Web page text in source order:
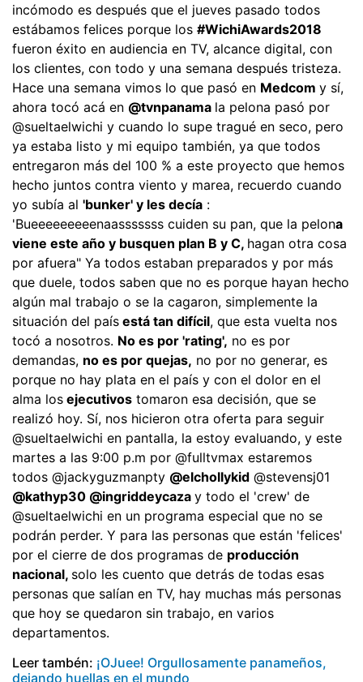
incómodo es después que el jueves pasado todos
estábamos felices porque los #WichiAwards2018
fueron éxito en audiencia en TV, alcance digital, con
los clientes, con todo y una semana después tristeza.
Hace una semana vimos lo que pasó en Medcom y sí,
ahora tocó acá en @tvnpanama la pelona pasó por
@sueltaelwichi y cuando lo supe tragué en seco, pero
ya estaba listo y mi equipo también, ya que todos
entregaron más del 100 % a este proyecto que hemos
hecho juntos contra viento y marea, recuerdo cuando
yo subía al 'bunker' y les decía :
'Bueeeeeeeeenaasssssss cuiden su pan, que la pelona
viene este año y busquen plan B y C, hagan otra cosa
por afuera" Ya todos estaban preparados y por más
que duele, todos saben que no es porque hayan hecho
algún mal trabajo o se la cagaron, simplemente la
situación del país está tan difícil, que esta vuelta nos
tocó a nosotros. No es por 'rating', no es por
demandas, no es por quejas, no por no generar, es
porque no hay plata en el país y con el dolor en el
alma los ejecutivos tomaron esa decisión, que se
realizó hoy. Sí, nos hicieron otra oferta para seguir
@sueltaelwichi en pantalla, la estoy evaluando, y este
martes a las 9:00 p.m por @fulltvmax estaremos
todos @jackyguzmanpty @elchollykid @stevensj01
@kathyp30 @ingriddeycaza y todo el 'crew' de
@sueltaelwichi en un programa especial que no se
podrán perder. Y para las personas que están 'felices'
por el cierre de dos programas de producción
nacional, solo les cuento que detrás de todas esas
personas que salían en TV, hay muchas más personas
que hoy se quedaron sin trabajo, en varios
departamentos.
Leer tambén: ¡OJuee! Orgullosamente panameños,
dejando huellas en el mundo